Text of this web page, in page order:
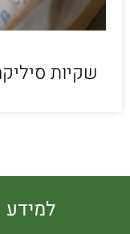
שקיות סיליקה ג'ל 30 גרם
למידע